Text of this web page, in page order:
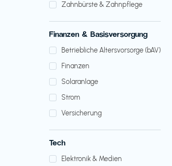
Zahnbürste & Zahnpflege
Finanzen & Basisversorgung
Betriebliche Altersvorsorge (bAV)
Finanzen
Solaranlage
Strom
Versicherung
Tech
Elektronik & Medien